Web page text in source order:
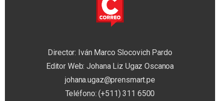
Director: Iván Marco Slocovich Pardo
Editor Web: Johana Liz Ugaz Oscanoa
johana.ugaz@prensmart.pe
Teléfono: (+511) 311 6500